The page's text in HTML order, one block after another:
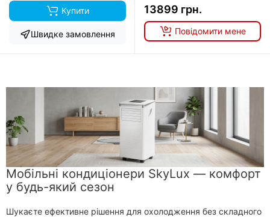
Купити
Швидке замовлення
13899 грн.
Повідомити мене
Мобільні кондиціонери SkyLux — комфорт
у будь-який сезон
Шукаєте ефективне рішення для охолодження без складного